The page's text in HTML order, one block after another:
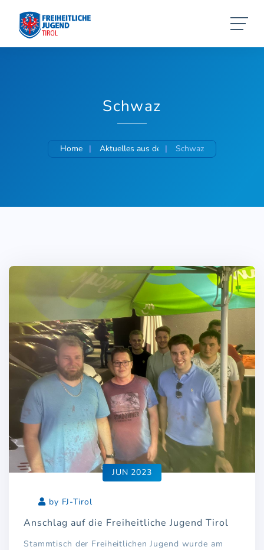
Schwaz
Home Aktuelles aus der Freiheitlichen Jugend
Schwaz
JUN 2023
by FJ-Tirol
Anschlag auf die Freiheitliche Jugend Tirol
Stammtisch der Freiheitlichen Jugend wurde am